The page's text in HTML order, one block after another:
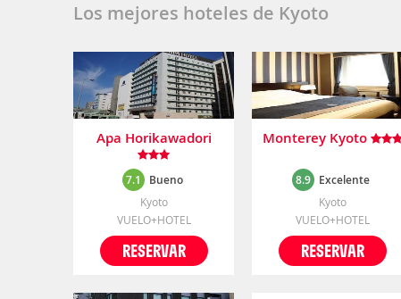
Los mejores hoteles de Kyoto
Apa Horikawadori
7.1 Bueno
Kyoto
VUELO+HOTEL
RESERVAR
Monterey Kyoto
8.9 Excelente
Kyoto
VUELO+HOTEL
RESERVAR